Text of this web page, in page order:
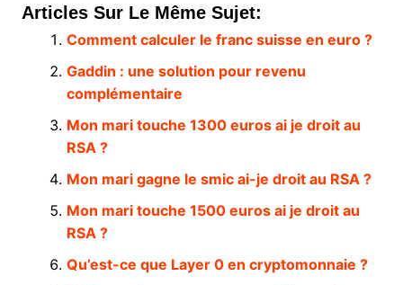
Articles Sur Le Même Sujet:
Comment calculer le franc suisse en euro ?
Gaddin : une solution pour revenu
complémentaire
Mon mari touche 1300 euros ai je droit au
RSA ?
Mon mari gagne le smic ai-je droit au RSA ?
Mon mari touche 1500 euros ai je droit au
RSA ?
Qu’est-ce que Layer 0 en cryptomonnaie ?